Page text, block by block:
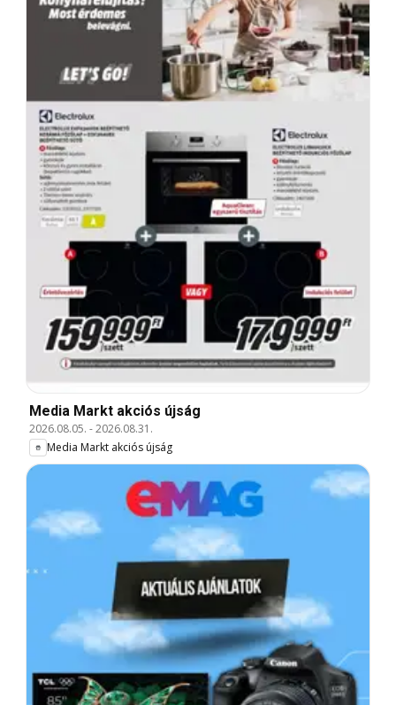
Media Markt akciós újság
2026.08.05. -2026.08.31.
Media Markt akciós újság